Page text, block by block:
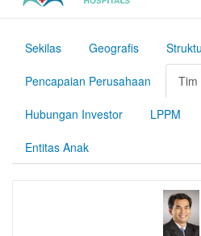
Sekilas Geografis
Pencapaian Perusahaan Tim
Hubungan Investor LPPM
Entitas Anak